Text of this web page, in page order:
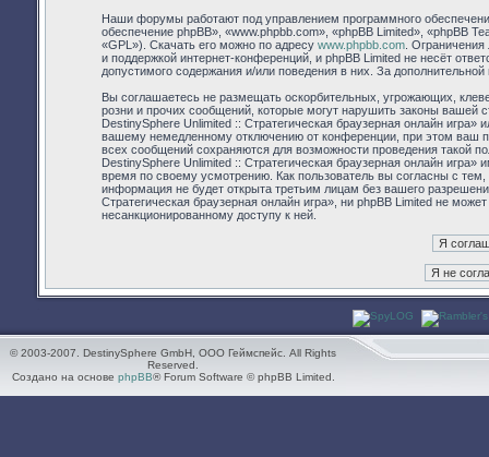
Наши форумы работают под управлением программного
обеспечение phpBB», «www.phpbb.com», «phpBB Limited», «phpBB
«GPL»). Скачать его можно по адресу www.phpbb.com. Ограничения
и поддержкой интернет-конференций, и phpBB Limited не несёт
допустимого содержания и/или поведения в них. За
Вы соглашаетесь не размещать оскорбительных, угрожающих,
розни и прочих сообщений, которые могут нарушить законы вашей
DestinySphere Unlimited :: Стратегическая браузерная онлайн
вашему немедленному отключению от конференции, при этом ваш
всех сообщений сохраняются для возможности проведения такой
DestinySphere Unlimited :: Стратегическая браузерная онлайн
время по своему усмотрению. Как пользователь вы согласны с
информация не будет открыта третьим лицам без вашего
Стратегическая браузерная онлайн игра», ни phpBB Limited не
несанкционированному доступу к ней.
© 2003-2007. DestinySphere GmbH, ООО Геймспейс. All Rights
Reserved.
Создано на основе phpBB® Forum Software © phpBB Limited.